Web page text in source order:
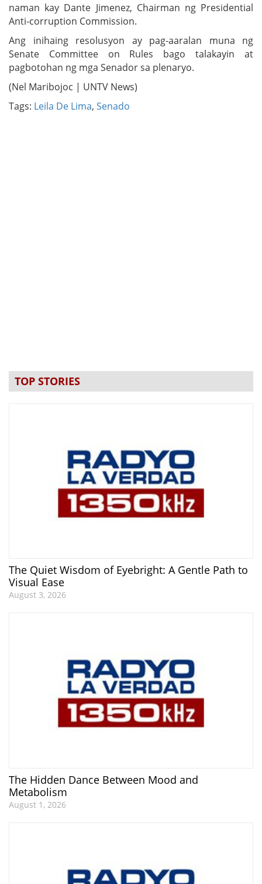
naman kay Dante Jimenez, Chairman ng Presidential
Anti-corruption Commission.
Ang inihaing resolusyon ay pag-aaralan muna ng
Senate Committee on Rules bago talakayin at
pagbotohan ng mga Senador sa plenaryo.
(Nel Maribojoc | UNTV News)
Tags: Leila De Lima, Senado
TOP STORIES
The Quiet Wisdom of Eyebright: A Gentle Path to
Visual Ease
August 3, 2026
The Hidden Dance Between Mood and
Metabolism
August 1, 2026